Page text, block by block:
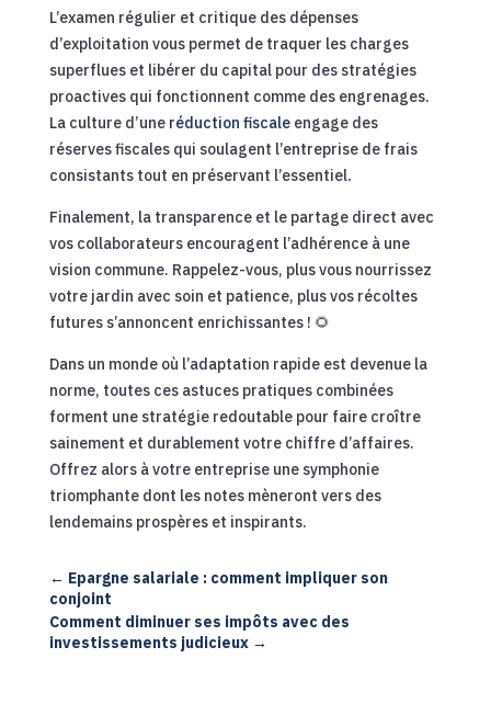
L’examen régulier et critique des dépenses
d’exploitation vous permet de traquer les charges
superflues et libérer du capital pour des stratégies
proactives qui fonctionnent comme des engrenages.
La culture d’une réduction fiscaleengage des
réserves fiscales qui soulagent l’entreprise de frais
consistants tout en préservant l’essentiel.
Finalement, la transparence et le partage direct avec
vos collaborateurs encouragent l’adhérence à une
vision commune. Rappelez-vous, plus vous nourrissez
votre jardin avec soin et patience, plus vos récoltes
futures s’annoncent enrichissantes ! 🌻
Dans un monde où l’adaptation rapide est devenue la
norme, toutes ces astuces pratiques combinées
forment une stratégie redoutable pour faire croître
sainement et durablement votre chiffre d’affaires.
Offrez alors à votre entreprise une symphonie
triomphante dont les notes mèneront vers des
lendemains prospères et inspirants.
← Epargne salariale : comment impliquer son
conjoint
Comment diminuer ses impôts avec des
investissements judicieux→